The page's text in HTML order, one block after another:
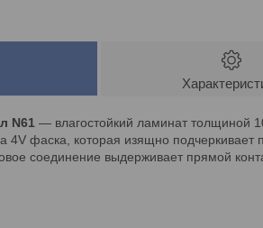
N61 — влагостойкий ламинат толщиной
4V фаска, которая изящно подчеркивает
соединение выдерживает прямой